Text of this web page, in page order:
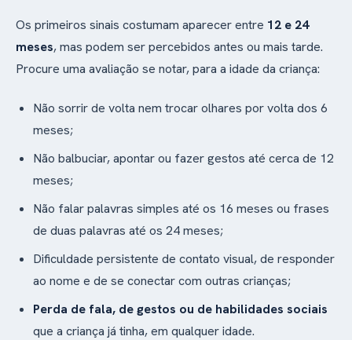
Os primeiros sinais costumam aparecer entre 12 e 24
meses, mas podem ser percebidos antes ou mais tarde.
Procure uma avaliação se notar, para a idade da criança:
Não sorrir de volta nem trocar olhares por volta dos 6
meses;
Não balbuciar, apontar ou fazer gestos até cerca de 12
meses;
Não falar palavras simples até os 16 meses ou frases
de duas palavras até os 24 meses;
Dificuldade persistente de contato visual, de responder
ao nome e de se conectar com outras crianças;
Perda de fala, de gestos ou de habilidades sociais
que a criança já tinha, em qualquer idade.